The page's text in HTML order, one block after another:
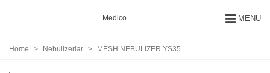
MENU
Home > Nebulizerlar > MESH NEBULIZER YS35